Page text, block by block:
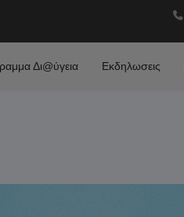
Δι@ύγεια Εκδηλωσεις